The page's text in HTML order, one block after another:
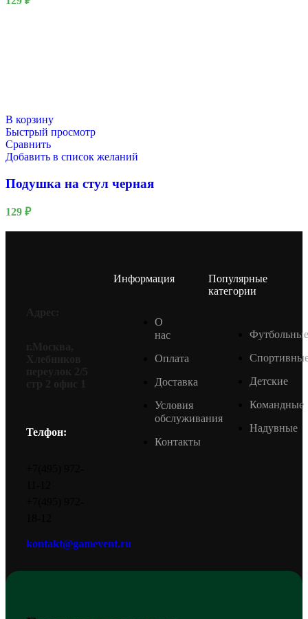
В корзину
Быстрый просмотр
Сравнить
Добавить в список желаний
Подушка на стул черная
129 ₽
Телфон:
kontakt@gamevent.ru
Информация
О
нас
Оплата
Доставка
Условия
обслуживания
Контакты
Популярные
категории
Футбольные
Детские
Командные
Надувные